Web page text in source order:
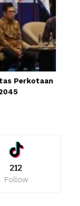
Perkotaan
212
Follow